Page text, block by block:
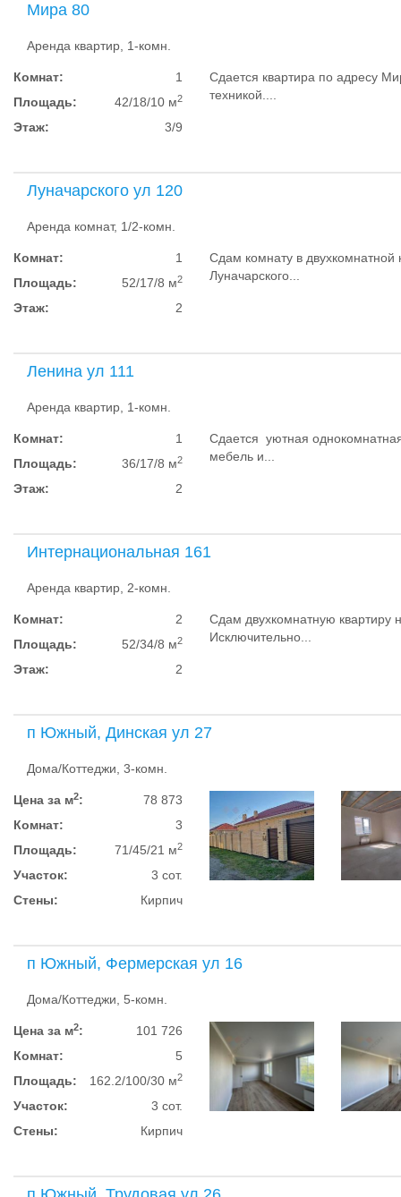
Мира 80
Аренда квартир, 1-комн.
Комнат:
1
Площадь:
42/18/10 м2
Этаж: 3/9
Сдается квартира по адресу
техникой....
Луначарского ул 120
Аренда комнат, 1/2-комн.
Комнат:
1
Площадь:
52/17/8 м2
Этаж: 2
Сдам комнату в двухкомнатной
Луначарского...
Ленина ул 111
Аренда квартир, 1-комн.
Комнат:
1
Площадь:
36/17/8 м2
Этаж: 2
Сдается уютная
мебель и...
Интернациональная 161
Аренда квартир, 2-комн.
Комнат:
2
Площадь:
52/34/8 м2
Этаж: 2
Сдам двухкомнатную квартиру
Исключительно...
п Южный, Динская ул 27
Дома/Коттеджи, 3-комн.
Цена за м2:
78 873
Комнат:
3
Площадь:
71/45/21 м2
Участок:
3 сот.
Стены:
Кирпич
п Южный, Фермерская ул 16
Дома/Коттеджи, 5-комн.
Цена за м2:
101 726
Комнат:
5
Площадь:
162.2/100/30 м2
Участок:
3 сот.
Стены:
Кирпич